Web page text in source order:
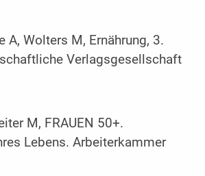
A, Wolters M, Ernährung, 3.
Verlagsgesellschaft
M, FRAUEN 50+.
Lebens. Arbeiterkammer